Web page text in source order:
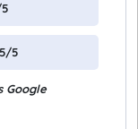
5/5
Google